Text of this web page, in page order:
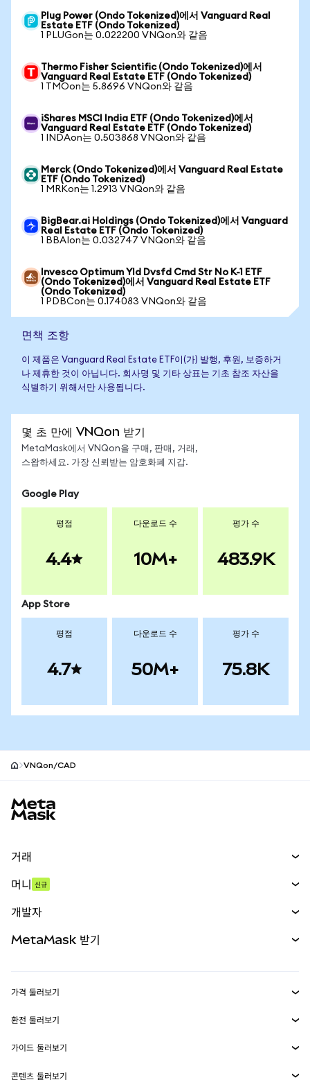
Plug Power (Ondo Tokenized)에서 Vanguard Real
Estate ETF (Ondo Tokenized)
1 PLUGon는 0.022200 VNQon와 같음
Thermo Fisher Scientific (Ondo Tokenized)에서
Vanguard Real Estate ETF (Ondo Tokenized)
1 TMOon는 5.8696 VNQon와 같음
iShares MSCI India ETF (Ondo Tokenized)에서
Vanguard Real Estate ETF (Ondo Tokenized)
1 INDAon는 0.503868 VNQon와 같음
Merck (Ondo Tokenized)에서 Vanguard Real Estate
ETF (Ondo Tokenized)
1 MRKon는 1.2913 VNQon와 같음
BigBear.ai Holdings (Ondo Tokenized)에서 Vanguard
Real Estate ETF (Ondo Tokenized)
1 BBAIon는 0.032747 VNQon와 같음
Invesco Optimum Yld Dvsfd Cmd Str No K-1 ETF
(Ondo Tokenized)에서 Vanguard Real Estate ETF
(Ondo Tokenized)
1 PDBCon는 0.174083 VNQon와 같음
면책 조항
이 제품은 Vanguard Real Estate ETF이(가) 발행, 후원, 보증하거
나 제휴한 것이 아닙니다. 회사명 및 기타 상표는 기초 참조 자산을
식별하기 위해서만 사용됩니다.
몇 초 만에 VNQon 받기
MetaMask에서 VNQon을 구매, 판매, 거래,
스왑하세요. 가장 신뢰받는 암호화폐 지갑.
Google Play
평점
4.4
다운로드 수
10M+
평가 수
483.9K
App Store
평점
4.7
다운로드 수
50M+
평가 수
75.8K
VNQon/CAD
거래
무기한 선물
실물자산
머니 신규
개발자
MetaMask Connect
Snaps
웹3 서비스
MetaMask 받기
보안
가격 둘러보기
이더리움 가격
솔라나 가격
환전 둘러보기
ETH를 USD로 환전
USDT를 INR로 환전
가이드 둘러보기
콘텐츠 둘러보기